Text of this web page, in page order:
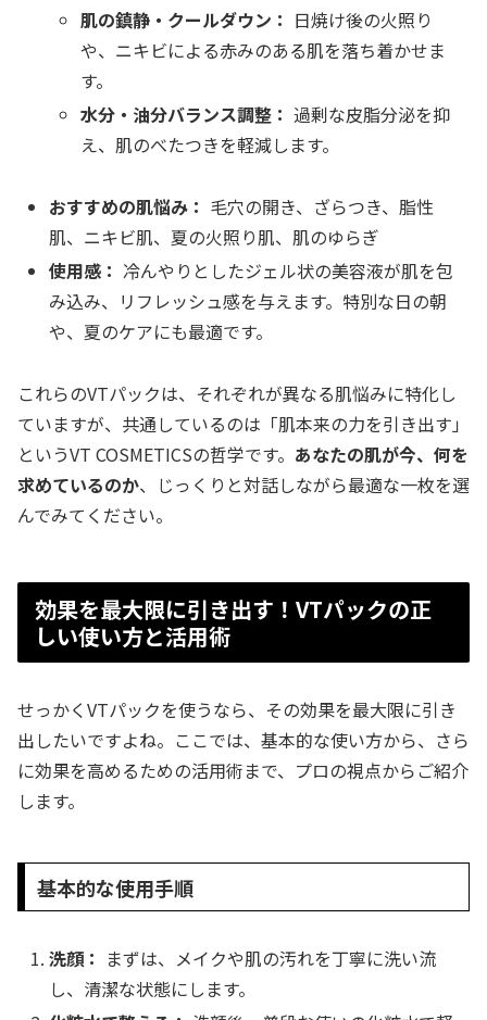
肌の鎮静・クールダウン： 日焼け後の火照り
や、ニキビによる赤みのある肌を落ち着かせま
す。
水分・油分バランス調整： 過剰な皮脂分泌を抑
え、肌のべたつきを軽減します。
おすすめの肌悩み： 毛穴の開き、ざらつき、脂性
肌、ニキビ肌、夏の火照り肌、肌のゆらぎ
使用感： 冷んやりとしたジェル状の美容液が肌を包
み込み、リフレッシュ感を与えます。特別な日の朝
や、夏のケアにも最適です。
これらのVTパックは、それぞれが異なる肌悩みに特化し
ていますが、共通しているのは「肌本来の力を引き出す」
というVT COSMETICSの哲学です。 あなたの肌が今、何を
求めているのか、じっくりと対話しながら最適な一枚を選
んでみてください。
効果を最大限に引き出す！VTパックの正
しい使い方と活用術
せっかくVTパックを使うなら、その効果を最大限に引き
出したいですよね。ここでは、基本的な使い方から、さら
に効果を高めるための活用術まで、プロの視点からご紹介
します。
基本的な使用手順
洗顔： まずは、メイクや肌の汚れを丁寧に洗い流
し、清潔な状態にします。